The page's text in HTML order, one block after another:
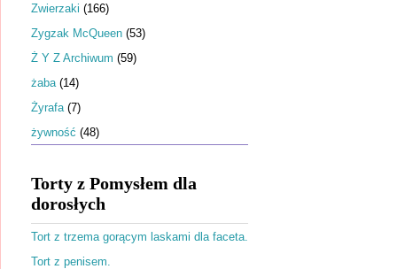
Zwierzaki (166)
Zygzak McQueen (53)
Ż Y Z Archiwum (59)
żaba (14)
Żyrafa (7)
żywność (48)
Torty z Pomysłem dla
dorosłych
Tort z trzema gorącym laskami dla faceta.
Tort z penisem.